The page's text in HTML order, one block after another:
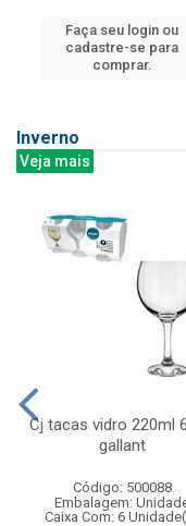
Faça seu login ou
cadastre-se para
comprar.
Inverno
Veja mais
Cj tacas vidro 220ml
gallant
Código: 500088
Embalagem:
Caixa Com: 6